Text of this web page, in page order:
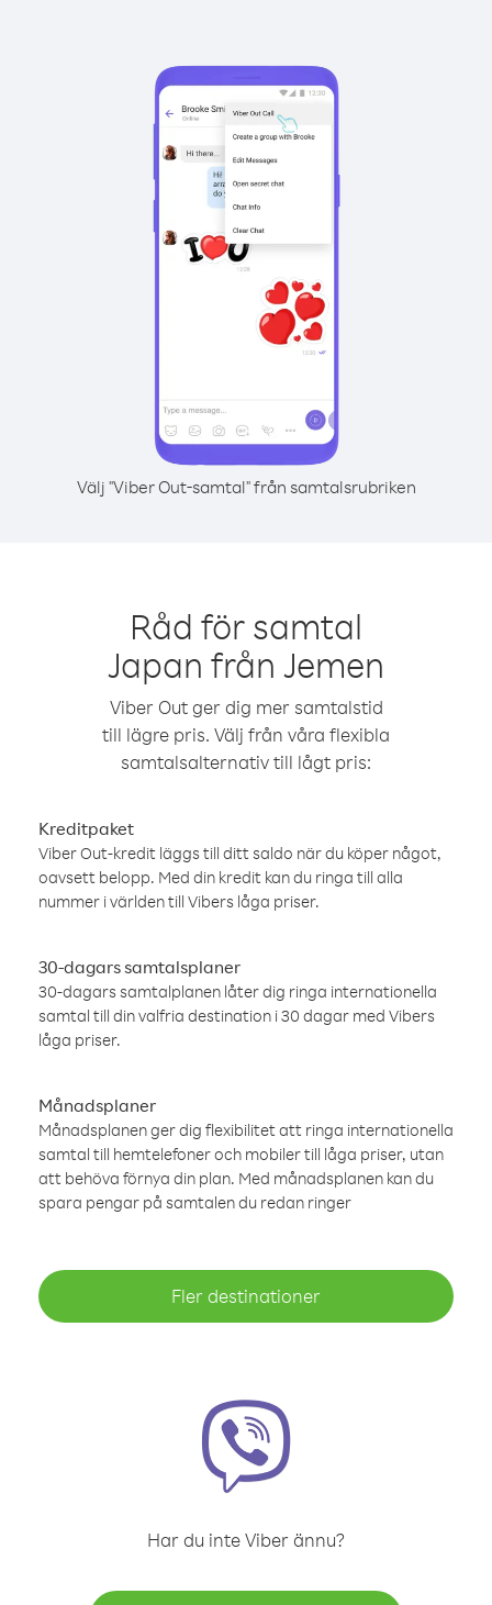
Välj "Viber Out-samtal" från samtalsrubriken
Råd för samtal
Japan från Jemen
Viber Out ger dig mer samtalstid
till lägre pris. Välj från våra flexibla
samtalsalternativ till lågt pris:
Kreditpaket
Viber Out-kredit läggs till ditt saldo när du köper något,
oavsett belopp. Med din kredit kan du ringa till alla
nummer i världen till Vibers låga priser.
30-dagars samtalsplaner
30-dagars samtalplanen låter dig ringa internationella
samtal till din valfria destination i 30 dagar med Vibers
låga priser.
Månadsplaner
Månadsplanen ger dig flexibilitet att ringa internationella
samtal till hemtelefoner och mobiler till låga priser, utan
att behöva förnya din plan. Med månadsplanen kan du
spara pengar på samtalen du redan ringer
Fler destinationer
Har du inte Viber ännu?